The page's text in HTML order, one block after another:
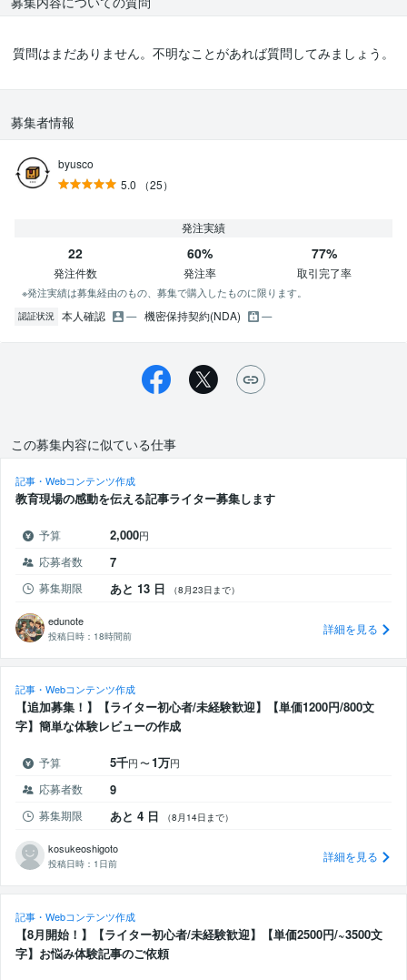
質問はまだありません。不明なことがあれば質問してみましょう。
募集者情報
byusco
5.0
（25）
発注実績
22
発注件数
60%
発注率
77%
取引完了率
※発注実績は募集経由のもの、募集で購入したものに限ります。
認証状況 本人確認 機密保持契約(NDA)
この募集内容に似ている仕事
記事・Webコンテンツ作成
教育現場の感動を伝える記事ライター募集します
予算 2,000円
応募者数 7
募集期限 あと 13 日 （8月23日まで）
edunote
投稿日時： 18時間前 詳細を見る
記事・Webコンテンツ作成
【追加募集！】【ライター初心者/未経験歓迎】【単価1200円/800文
字】簡単な体験レビューの作成
予算 5千円〜1万円
応募者数 9
募集期限 あと 4 日 （8月14日まで）
kosukeoshigoto
投稿日時： 1日前 詳細を見る
記事・Webコンテンツ作成
【8月開始！】【ライター初心者/未経験歓迎】【単価2500円/~3500文
字】お悩み体験記事のご依頼